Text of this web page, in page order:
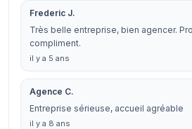
Frederic J.
Très belle entreprise, bien agencer.
compliment.
il y a 5 ans
Agence C.
Entreprise sérieuse, accueil agréable
il y a 8 ans